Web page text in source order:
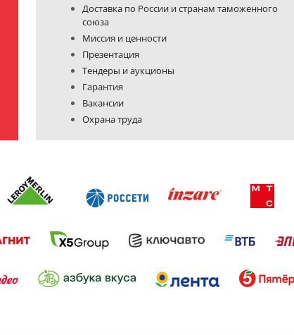
Доставка по России и странам таможенного
союза
Миссия и ценности
Презентация
Тендеры и аукционы
Гарантия
Вакансии
Охрана труда